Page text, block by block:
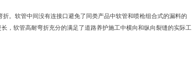
。软管中间没有连接口避免了同类产品中软管和喷枪组合式的漏料的
，软管高耐弯折充分的满足了道路养护施工中横向和纵向裂缝的实际工